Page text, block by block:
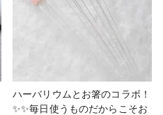
ハーバリウムとお箸のコラボ！
✨✨毎日使うものだからこそお